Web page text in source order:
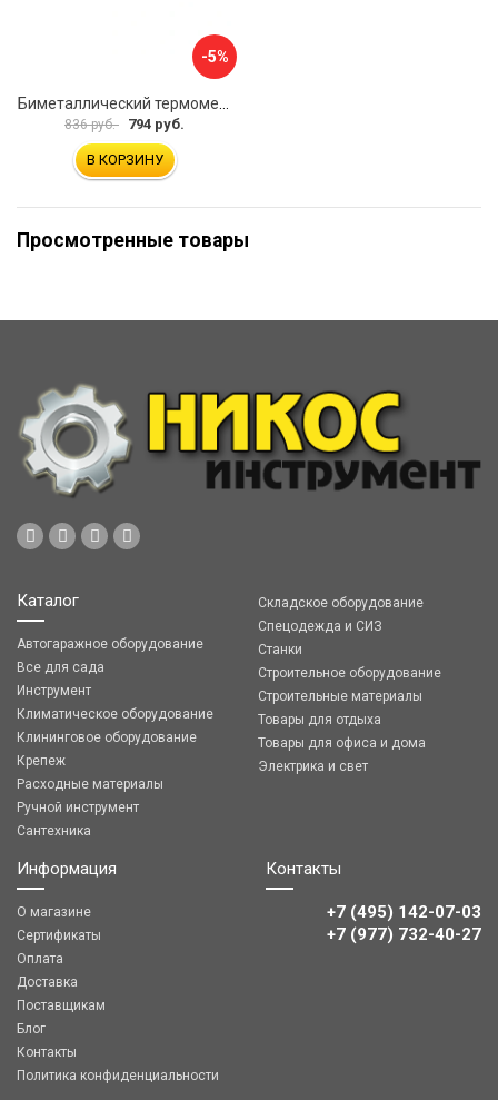
-5%
836 руб. 794 руб.
В КОРЗИНУ
Просмотренные товары
Каталог
Автогаражное оборудование
Все для сада
Инструмент
Климатическое оборудование
Клининговое оборудование
Крепеж
Расходные материалы
Ручной инструмент
Сантехника
Складское оборудование
Спецодежда и СИЗ
Станки
Строительное оборудование
Строительные материалы
Товары для отдыха
Товары для офиса и дома
Электрика и свет
Информация
О магазине
Сертификаты
Оплата
Доставка
Поставщикам
Блог
Контакты
Политика конфиденциальности
Контакты
+7 (495) 142-07-03
‎‎+7 (977) 732-40-27